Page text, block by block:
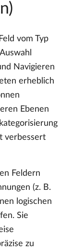
vom Typ
Navigieren
erheblich
Ebenen
verbessert
Feldern
(z. B.
logischen
Sie
zu